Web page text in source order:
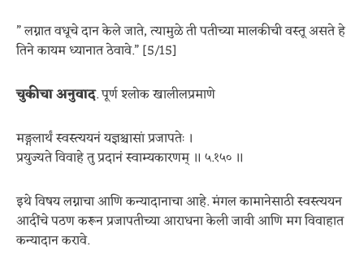
” लग्नात वधूचे दान केले जाते, त्यामुळे ती पतीच्या मालकीची वस्तू असते हे
तिने कायम ध्यानात ठेवावे.” [5/15]
चुकीचा अनुवाद. पूर्ण श्लोक खालीलप्रमाणे
मङ्गलार्थं स्वस्त्ययनं यज्ञश्चासां प्रजापतेः ।
प्रयुज्यते विवाहे तु प्रदानं स्वाम्यकारणम् ॥ ५.१५० ॥
इथे विषय लग्नाचा आणि कन्यादानाचा आहे. मंगल कामानेसाठी स्वस्त्ययन
आदींचे पठण करून प्रजापतीच्या आराधना केली जावी आणि मग विवाहात
कन्यादान करावे.